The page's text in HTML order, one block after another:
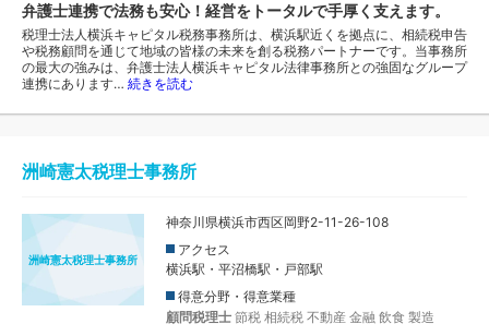
弁護士連携で法務も安心！経営をトータルで手厚く支えます。
税理士法人横浜キャピタル税務事務所は、横浜駅近くを拠点に、相続税申告
や税務顧問を通じて地域の皆様の未来を創る税務パートナーです。当事務所
の最大の強みは、弁護士法人横浜キャピタル法律事務所との強固なグループ
連携にあります… 続きを読む
洲崎憲太税理士事務所
洲崎憲太税理士事務所
神奈川県横浜市西区岡野2-11-26-108
アクセス
横浜駅・平沼橋駅・戸部駅
得意分野・得意業種
顧問税理士 節税 相続税 不動産 金融 飲食 製造